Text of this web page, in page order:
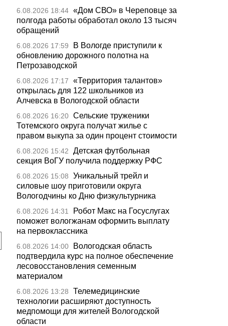
6.08.2026 18:44 «Дом СВО» в Череповце за
полгода работы обработал около 13 тысяч
обращений
6.08.2026 17:59
В Вологде приступили к
обновлению дорожного полотна на
Петрозаводской
6.08.2026 17:17
«Территория талантов»
открылась для 122 школьников из
Алчевска в Вологодской области
6.08.2026 16:20 Сельские труженики
Тотемского округа получат жилье с
правом выкупа за один процент стоимости
6.08.2026 15:42
Детская футбольная
секция ВоГУ получила поддержку РФС
6.08.2026 15:08
Уникальный трейл и
силовые шоу приготовили округа
Вологодчины ко Дню физкультурника
6.08.2026 14:31
Робот Макс на Госуслугах
поможет вологжанам оформить выплату
на первоклассника
6.08.2026 14:00
Вологодская область
подтвердила курс на полное обеспечение
лесовосстановления семенным
материалом
6.08.2026 13:28
Телемедицинские
технологии расширяют доступность
медпомощи для жителей Вологодской
области